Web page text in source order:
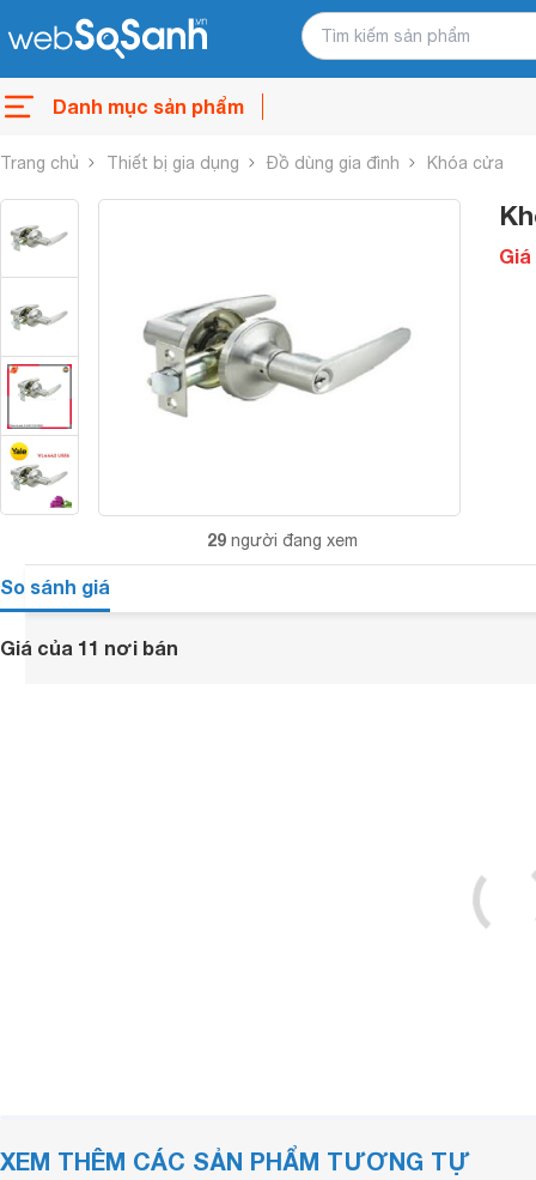
Danh mục sản phẩm
Trang chủ Thiết bị gia dụng Đồ dùng gia đình Khóa cửa
29 người đang xem
So sánh giá
Giá của 11 nơi bán
XEM THÊM CÁC SẢN PHẨM TƯƠNG TỰ